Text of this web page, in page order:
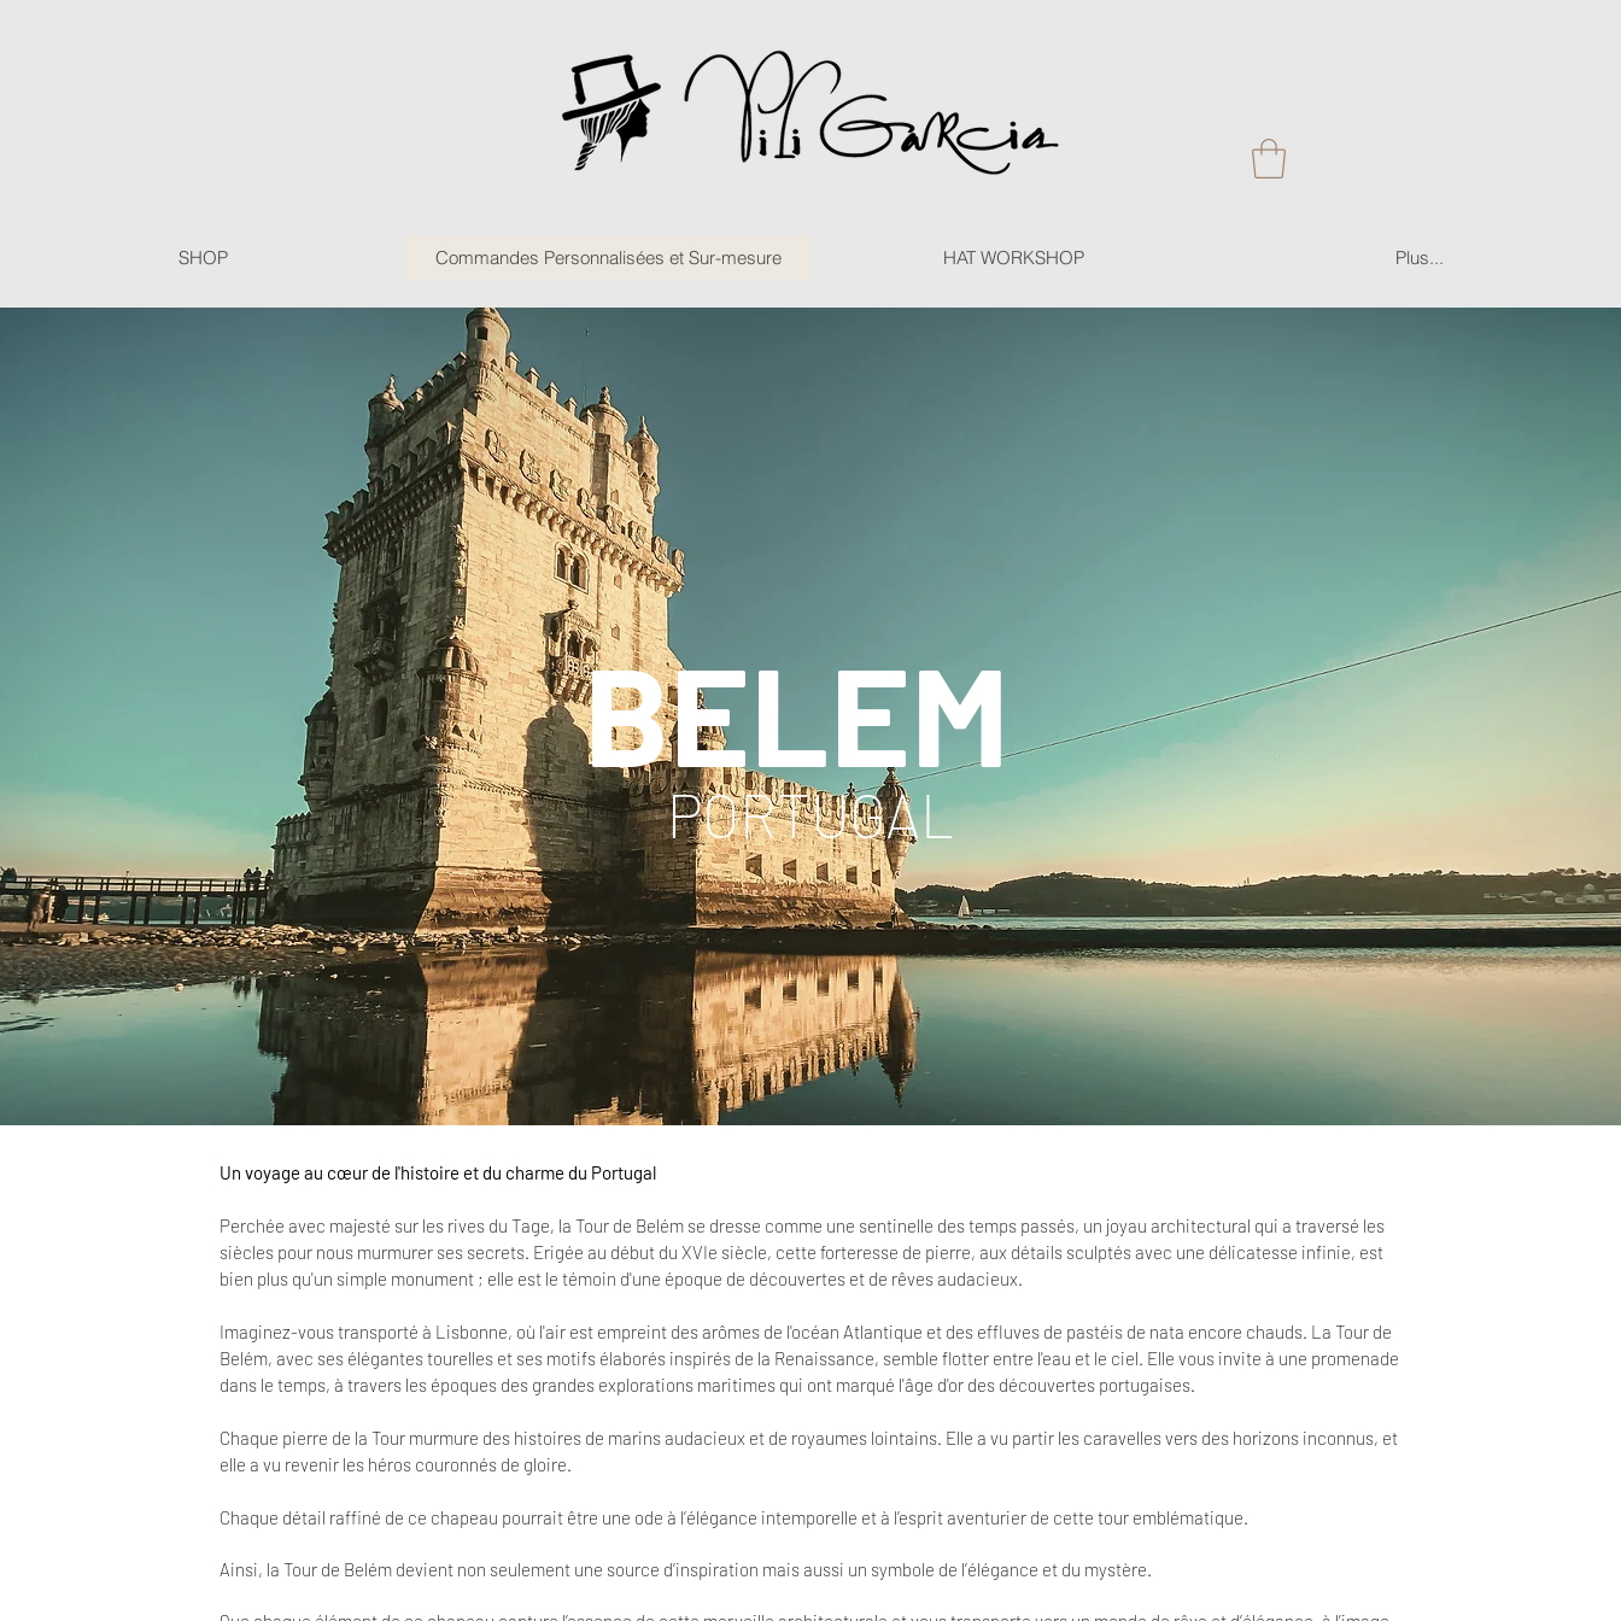
SHOP Commandes Personnalisées et Sur-mesure HAT WORKSHOP Plus...
BELEM
PORTUGAL
Un voyage au cœur de l'histoire et du charme du Portugal
Perchée avec majesté sur les rives du Tage, la Tour de Belém se dresse comme une sentinelle des temps passés, un joyau architectural qui a traversé les
siècles pour nous murmurer ses secrets. Erigée au début du XVIe siècle, cette forteresse de pierre, aux détails sculptés avec une délicatesse infinie, est
bien plus qu'un simple monument ; elle est le témoin d'une époque de découvertes et de rêves audacieux.
Imaginez-vous transporté à Lisbonne, où l'air est empreint des arômes de l'océan Atlantique et des effluves de pastéis de nata encore chauds. La Tour de
Belém, avec ses élégantes tourelles et ses motifs élaborés inspirés de la Renaissance, semble flotter entre l'eau et le ciel. Elle vous invite à une promenade
dans le temps, à travers les époques des grandes explorations maritimes qui ont marqué l'âge d'or des découvertes portugaises.
Chaque pierre de la Tour murmure des histoires de marins audacieux et de royaumes lointains. Elle a vu partir les caravelles vers des horizons inconnus, et
elle a vu revenir les héros couronnés de gloire.
Chaque détail raffiné de ce chapeau pourrait être une ode à l’élégance intemporelle et à l’esprit aventurier de cette tour emblématique.
Ainsi, la Tour de Belém devient non seulement une source d’inspiration mais aussi un symbole de l’élégance et du mystère.